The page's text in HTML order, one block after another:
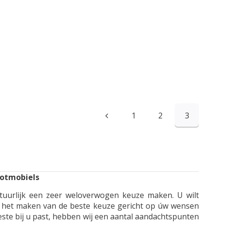
1 2 3
een zeer weloverwogen keuze maken. U wilt
maken van de beste keuze gericht op úw wensen
bij u past, hebben wij een aantal aandachtspunten